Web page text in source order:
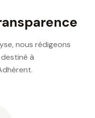
nous rédigeons
à